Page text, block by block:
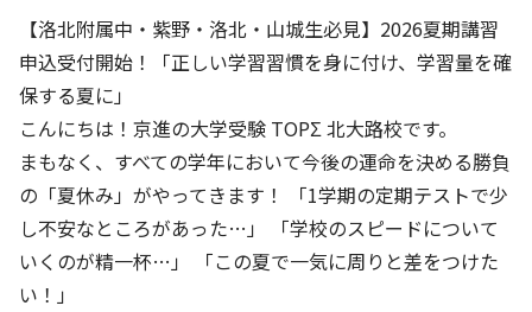
【洛北附属中・紫野・洛北・山城生必見】2026夏期講習
申込受付開始！「正しい学習習慣を身に付け、学習量を確
保する夏に」
こんにちは！京進の大学受験 TOPΣ 北大路校です。
まもなく、すべての学年において今後の運命を決める勝負
の「夏休み」がやってきます！ 「1学期の定期テストで少
し不安なところがあった…」 「学校のスピードについて
いくのが精一杯…」 「この夏で一気に周りと差をつけた
い！」